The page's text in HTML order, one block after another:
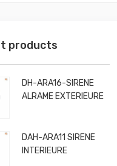
products
DH-ARA16-SIRENE
ALRAME EXTERIEURE
DAH-ARA11 SIRENE
INTERIEURE